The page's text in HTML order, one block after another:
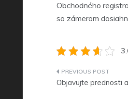
Obchodného
so zámerom
Navigace
Objavujte prednosti